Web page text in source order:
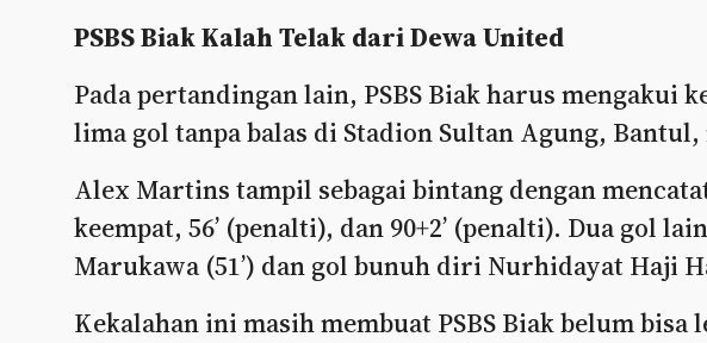
PSBS Biak Kalah Telak dari Dewa United
Pada pertandingan lain, PSBS Biak harus mengakui
lima gol tanpa balas di Stadion Sultan Agung,
Alex Martins tampil sebagai bintang dengan
keempat, 56’ (penalti), dan 90+2’ (penalti). Dua gol
Marukawa (51’) dan gol bunuh diri Nurhidayat Haji
Kekalahan ini masih membuat PSBS Biak belum